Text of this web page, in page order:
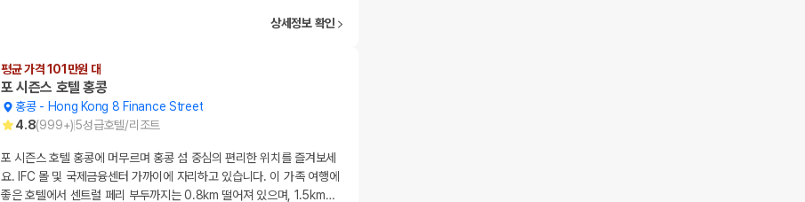
상세정보 확인
평균 가격 101만원 대
포 시즌스 호텔 홍콩
홍콩- Hong Kong 8 Finance Street
4.8(999+)5성급호텔/리조트
포 시즌스 호텔 홍콩에 머무르며 홍콩 섬 중심의 편리한 위치를 즐겨보세
요. IFC 몰 및 국제금융센터 가까이에 자리하고 있습니다. 이 가족 여행에
좋은 호텔에서 센트럴 페리 부두까지는 0.8km 떨어져 있으며, 1.5km…